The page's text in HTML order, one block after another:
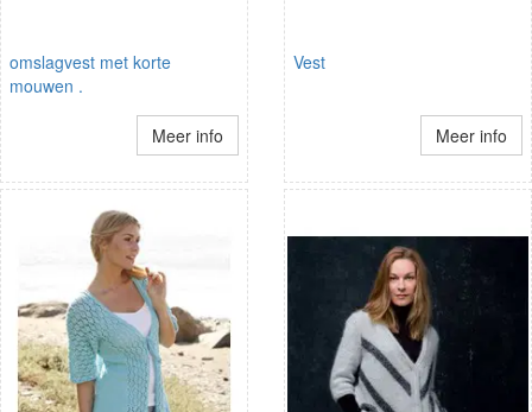
omslagvest met korte
mouwen .
Meer info
Vest
Meer info